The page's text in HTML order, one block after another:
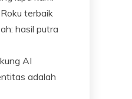
terbaik
hasil putra
AI
adalah